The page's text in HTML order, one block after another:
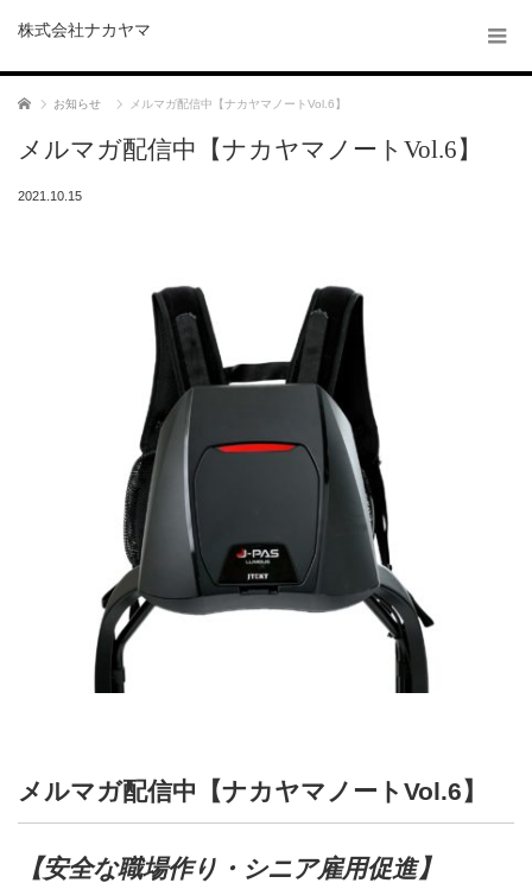
株式会社ナカヤマ
ホーム お知らせ メルマガ配信中【ナカヤマノートVol.6】
メルマガ配信中【ナカヤマノートVol.6】
2021.10.15
メルマガ配信中【ナカヤマノートVol.6】
【安全な職場作り・シニア雇用促進】